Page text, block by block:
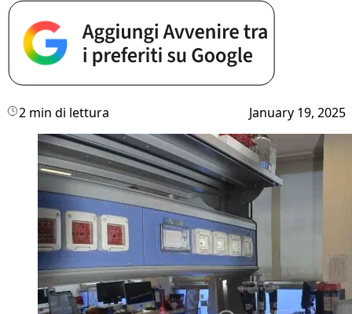
2 min di lettura January 19, 2025